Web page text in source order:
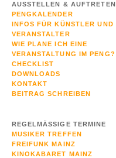
AUSSTELLEN & AUFTRETEN
PENGKALENDER
INFOS FÜR KÜNSTLER UND
VERANSTALTER
WIE PLANE ICH EINE
VERANSTALTUNG IM PENG?
CHECKLIST
DOWNLOADS
KONTAKT
BEITRAG SCHREIBEN
REGELMÄSSIGE TERMINE
MUSIKER TREFFEN
FREIFUNK MAINZ
KINOKABARET MAINZ